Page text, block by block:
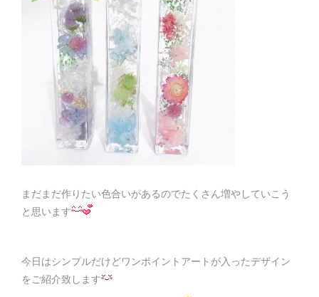
まだまだ作りたい色合いがあるのでたくさん増やしていこう
と思います
今日はシンプルだけどワンポイントアートが入ったデザイン
をご紹介致します